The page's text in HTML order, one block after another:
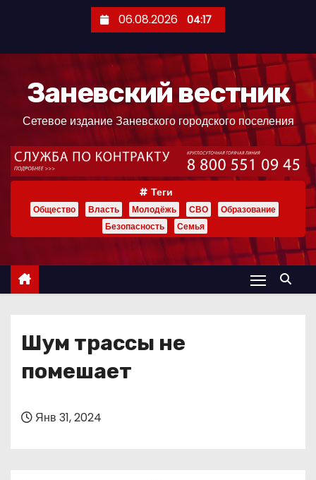
ж
06.08.2026 04:17
Заневский вестник
Сетевое издание Заневского городского поселения
Теги
Общество Власть Молодёжь СВО
Образование
Безопасность
Семья
Шум трассы не
помешает
Янв 31, 2024